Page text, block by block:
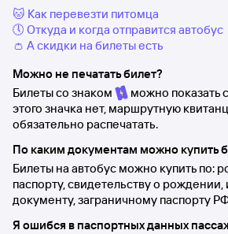
🐱 Как перевезти питомца
🕔 Откуда и когда отправится автобус
👛 А скидки на билеты есть
Можно не печатать билет?
Билеты со знаком
можно показать
этого значка нет, маршрутную
обязательно распечатать.
По каким документам можно купить
Билеты на автобус можно купить по:
паспорту, свидетельству о
документу, заграничному паспорту
Я ошибся в паспортных данных